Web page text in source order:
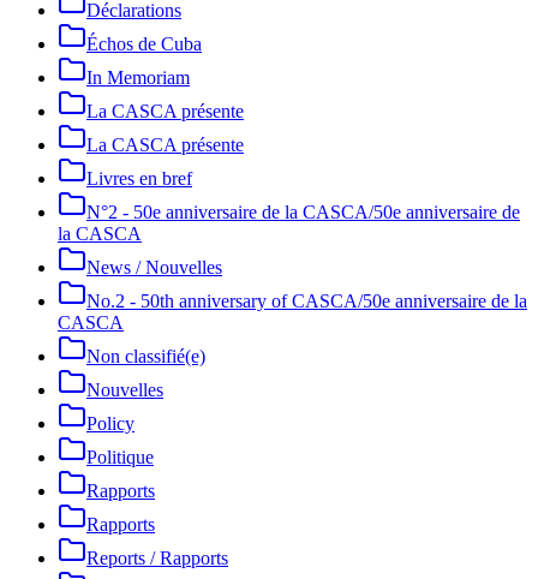
Déclarations
Échos de Cuba
In Memoriam
La CASCA présente
La CASCA présente
Livres en bref
N°2 - 50e anniversaire de la CASCA/50e anniversaire de
la CASCA
News / Nouvelles
No.2 - 50th anniversary of CASCA/50e anniversaire de la
CASCA
Non classifié(e)
Nouvelles
Policy
Politique
Rapports
Rapports
Reports / Rapports